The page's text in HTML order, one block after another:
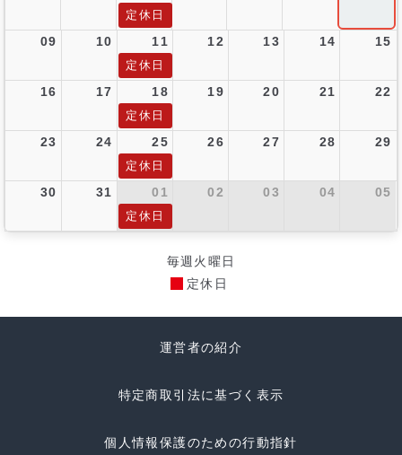
定休日
09 10 11 12 13 14 15
定休日
16 17 18 19 20 21 22
定休日
23 24 25 26 27 28 29
定休日
30 31 01 02 03 04 05
定休日
毎週火曜日
定休日
運営者の紹介
特定商取引法に基づく表示
個人情報保護のための行動指針